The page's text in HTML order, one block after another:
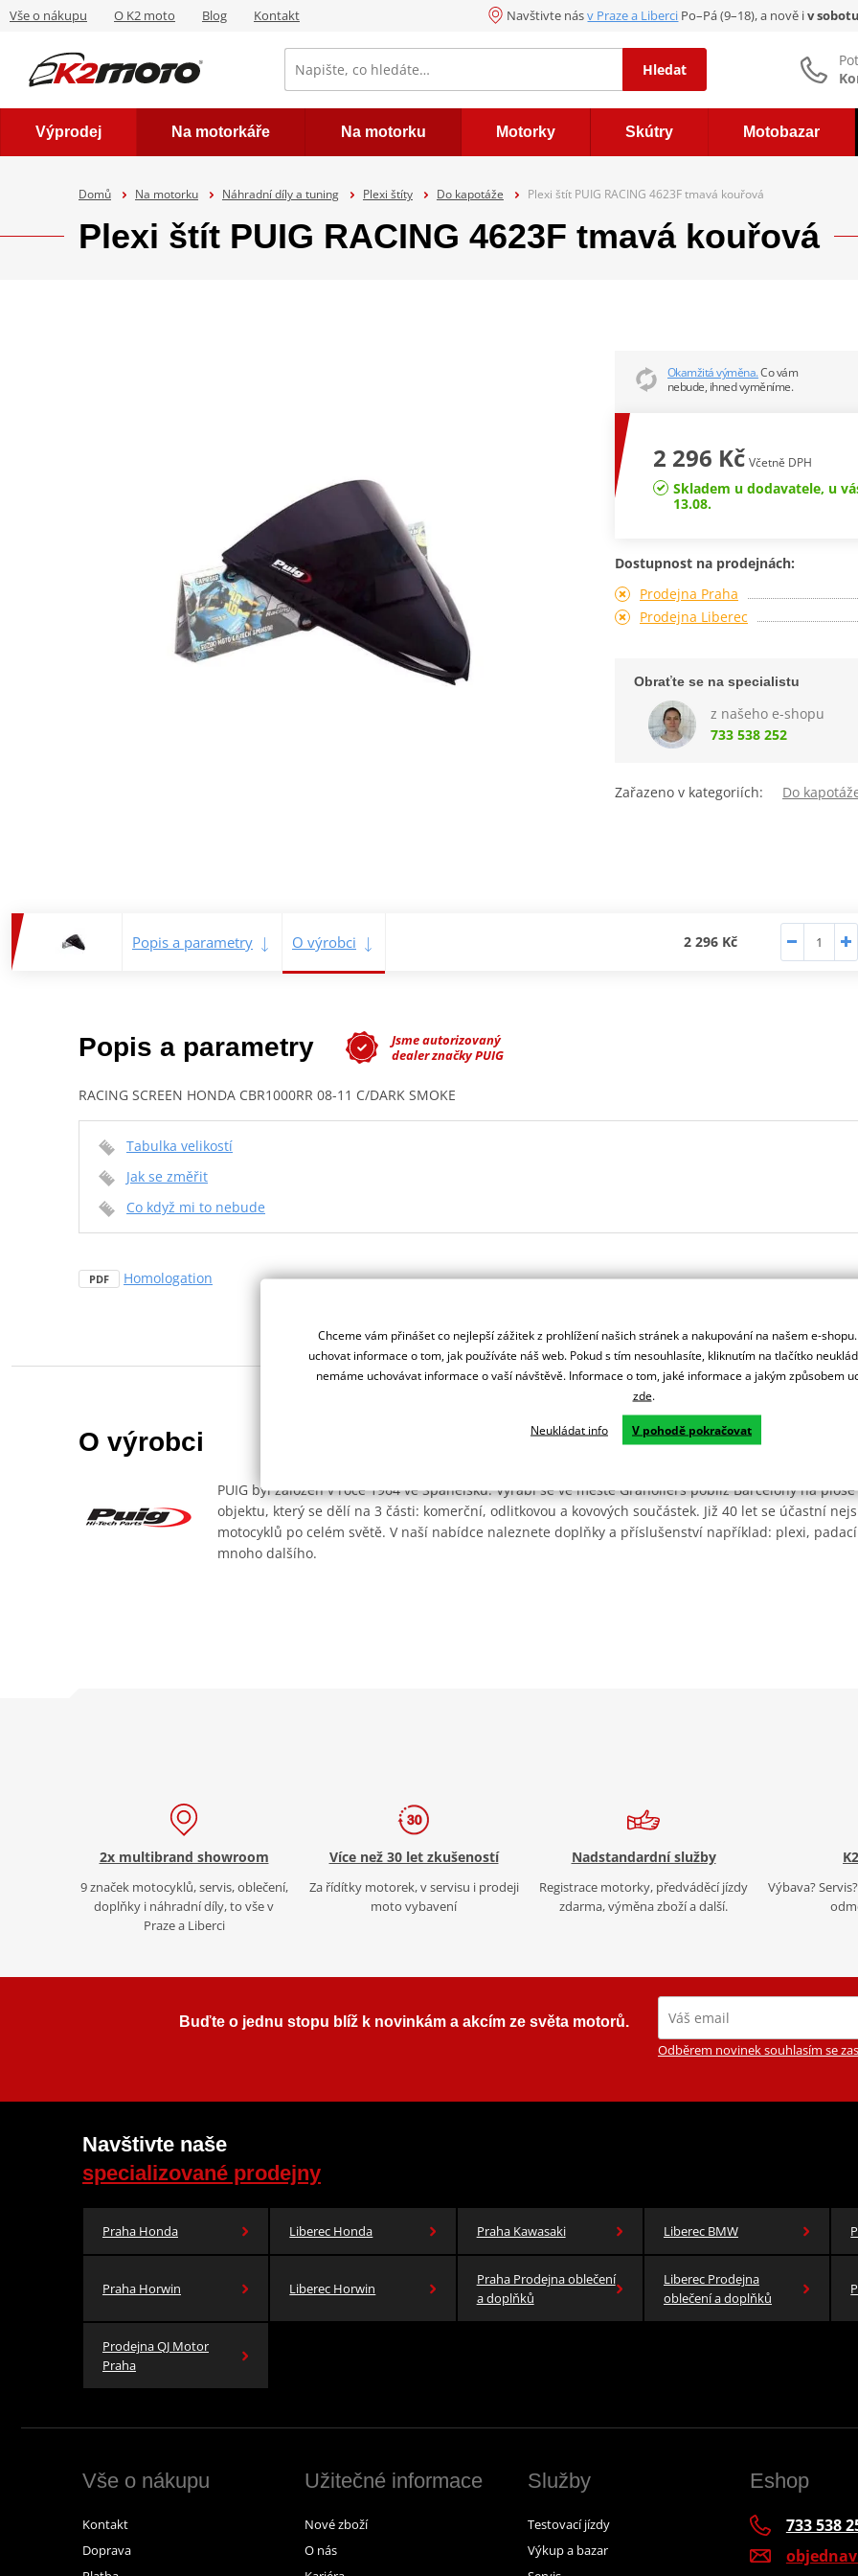
Vše o nákupu O K2 moto Blog Kontakt Navštivte násv Praze a Liberci Po–Pá (9–18), a nově iv sobotu
Hledat
Výprodej Na motorkáře Na motorku Motorky Skútry Motobazar
Domů Na motorku Náhradní díly a tuning Plexi štíty Do kapotáže Plexi štít PUIG RACING 4623F tmavá kouřová
Plexi štít PUIG RACING 4623F tmavá kouřová
Okamžitá výměna.Co vám
nebude, ihned vyměníme.
2 296 Kč Včetně DPH
Skladem u dodavatele, u
13.08.
Dostupnost na prodejnách:
Prodejna Praha
Prodejna Liberec
Obraťte se na specialistu
z našeho e-shopu
733 538 252
Zařazeno v kategoriích: Do
Popis a parametry O výrobci 2 296 Kč
Popis a parametry
Jsme autorizovaný
dealer značky PUIG
RACING SCREEN HONDA CBR1000RR 08-11 C/DARK SMOKE
Tabulka velikostí
Jak se změřit
Co když mi to nebude
PDF Homologation
O výrobci
PUIG byl založen v roce 1964 ve Španělsku. Vyrábí se ve městě Granollers poblíž Barcelony na ploše
objektu, který se dělí na 3 části: komerční, odlitkovou a kovových součástek. Již 40 let se účastní
motocyklů po celém světě. V naší nabídce naleznete doplňky a příslušenství například: plexi,
mnoho dalšího.
2x multibrand showroom
9 značek motocyklů, servis, oblečení,
doplňky i náhradní díly, to vše v
Praze a Liberci
Více než 30 let zkušeností
Za řídítky motorek, v servisu i prodeji
moto vybavení
Nadstandardní služby
Registrace motorky, předváděcí jízdy
zdarma, výměna zboží a další.
Výbava?
Buďte o jednu stopu blíž k novinkám a akcím ze světa motorů.
Odběrem novinek souhlasím se
Navštivte naše
specializované prodejny
Praha Honda Liberec Honda Praha Kawasaki Liberec BMW
Praha Horwin Liberec Horwin
Praha Prodejna oblečení
a doplňků
Liberec Prodejna
oblečení a doplňků
Prodejna QJ Motor
Praha
Vše o nákupu
Kontakt
Doprava
Užitečné informace
Nové zboží
O nás
Služby
Testovací jízdy
Výkup a bazar
Eshop
733 538
Chceme vám přinášet co nejlepší zážitek z prohlížení našich stránek a nakupování na našem e-
uchovat informace o tom, jak používáte náš web. Pokud s tím nesouhlasíte, kliknutím na tlačítko
nemáme uchovávat informace o vaší návštěvě. Informace o tom, jaké informace a jakým způsobem
zde.
Neukládat info V pohodě pokračovat